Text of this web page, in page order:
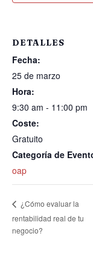
DETALLES
Fecha:
25 de marzo
Hora:
9:30 am - 11:00 pm
Coste:
Gratuito
Categoría de
oap
¿Cómo evaluar la
rentabilidad real de tu
negocio?